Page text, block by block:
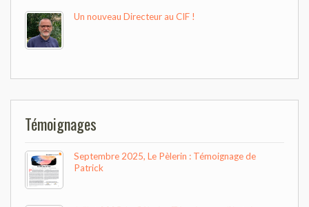
Un nouveau Directeur au CIF !
Témoignages
Septembre 2025, Le Pèlerin : Témoignage de
Patrick